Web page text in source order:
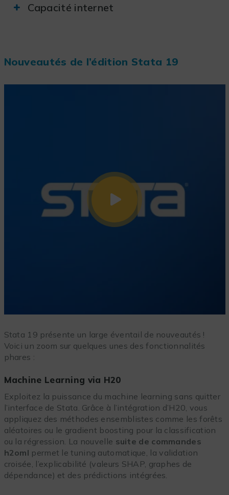
Capacité internet
Nouveautés de l’édition Stata 19
Stata 19 présente un large éventail de nouveautés !
Voici un zoom sur quelques unes des fonctionnalités
phares :
Machine Learning via H20
Exploitez la puissance du machine learning sans quitter
l’interface de Stata. Grâce à l’intégration d’H20, vous
appliquez des méthodes ensemblistes comme les forêts
aléatoires ou le gradient boosting pour la classification
ou la régression. La nouvelle suite de commandes
h2oml permet le tuning automatique, la validation
croisée, l’explicabilité (valeurs SHAP, graphes de
dépendance) et des prédictions intégrées.